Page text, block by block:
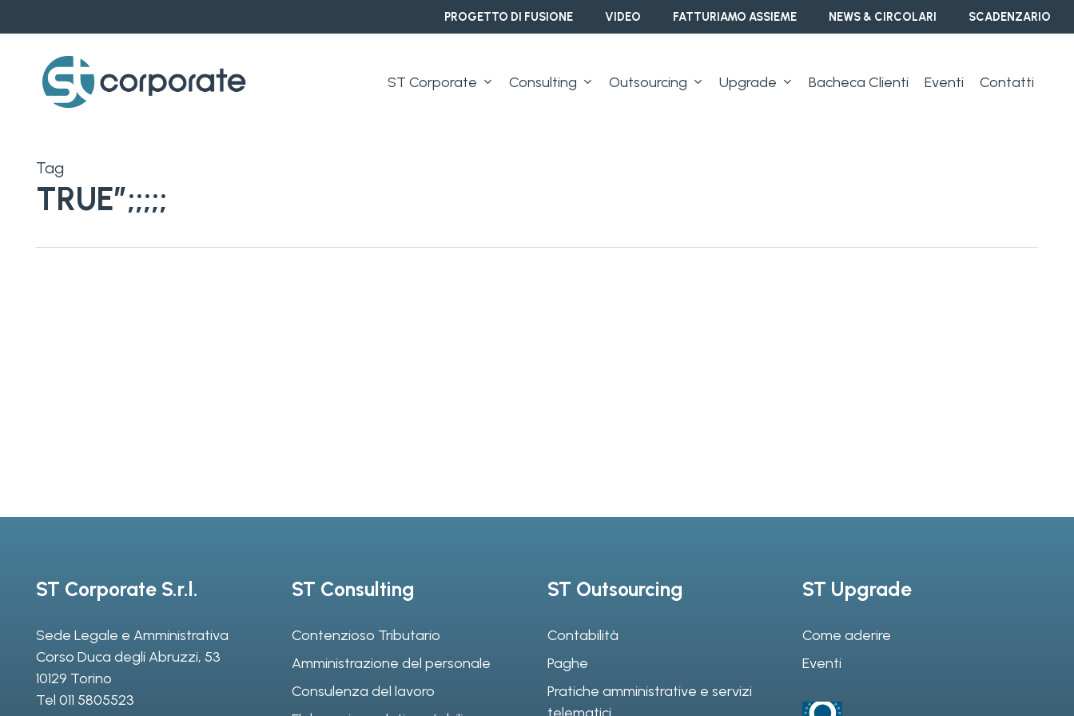
to
content
PROGETTO DI FUSIONE VIDEO FATTURIAMO ASSIEME NEWS & CIRCOLARI SCADENZARIO
ST Corporate Consulting Outsourcing Upgrade Bacheca Clienti Eventi Contatti
Tag
TRUE”;;;;;
ST Corporate S.r.l.
Sede Legale e Amministrativa
Corso Duca degli Abruzzi, 53
10129 Torino
Tel 011 5805523
ST Consulting
Contenzioso Tributario
Amministrazione del personale
Consulenza del lavoro
ST Outsourcing
Contabilità
Paghe
Pratiche amministrative e servizi
ST Upgrade
Come aderire
Eventi